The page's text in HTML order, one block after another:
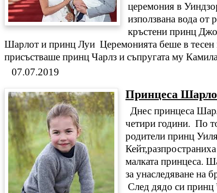
церемония в
използвана вода от
кръстени принц
Шарлот и принц Луи Церемонията беше в тесен
присъстваше принц Чарлз и съпругата му
07.07.2019
Принцеса
Днес принцеса
четири години. По
родители принц
малката принцеса.
за унаследяване на
След дядо си